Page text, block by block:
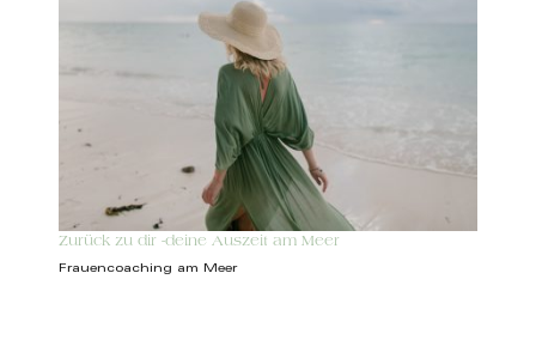
Zurück zu dir -deine Auszeit am Meer
Frauencoaching am Meer